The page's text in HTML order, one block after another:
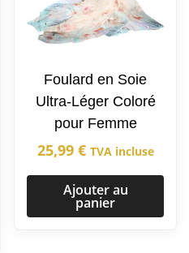
Foulard en Soie
Ultra-Léger Coloré
pour Femme
25,99 € TVA incluse
Ajouter au
panier